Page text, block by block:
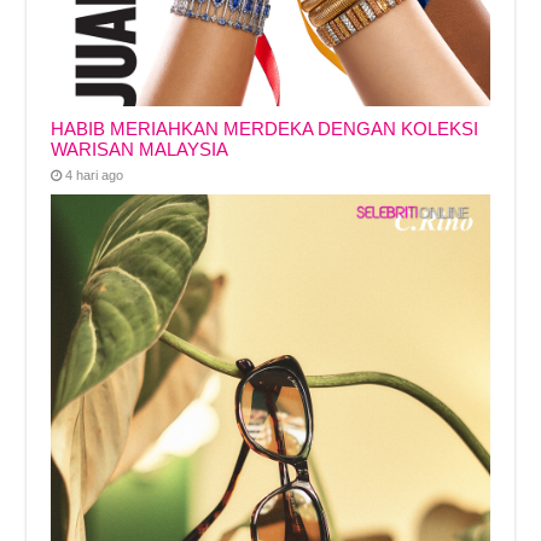
HABIB MERIAHKAN MERDEKA DENGAN KOLEKSI
WARISAN MALAYSIA
4 hari ago